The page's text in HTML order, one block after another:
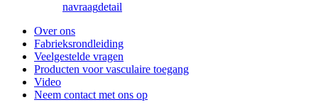
navraagdetail
Over ons
Fabrieksrondleiding
Veelgestelde vragen
Producten voor vasculaire toegang
Video
Neem contact met ons op